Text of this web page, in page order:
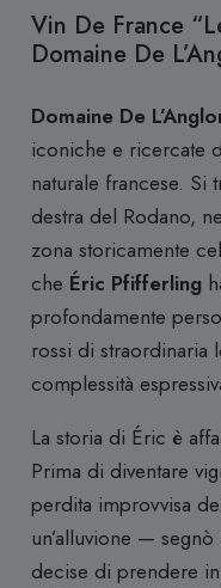
L'Anglore
quantità
Vin De France
Domaine De
Domaine De
iconiche e ricercate
naturale francese. Si
destra del Rodano,
zona storicamente
che Éric Pfifferling
profondamente
rossi di straordinaria
complessità
La storia di Éric è
Prima di diventare
perdita improvvisa
un’alluvione —
decise di prendere